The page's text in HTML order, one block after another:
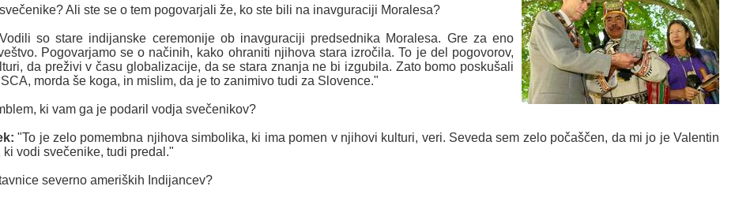
Ali ste se o tem pogovarjali že, ko ste bili na inavguraciji Moralesa?
so stare indijanske ceremonije ob inavguraciji predsednika Moralesa. Gre za eno
Pogovarjamo se o načinih, kako ohraniti njihova stara izročila. To je del pogovorov,
da preživi v času globalizacije, da se stara znanja ne bi izgubila. Zato bomo poskušali
morda še koga, in mislim, da je to zanimivo tudi za Slovence."
ki vam ga je podaril vodja svečenikov?
"To je zelo pomembna njihova simbolika, ki ima pomen v njihovi kulturi, veri. Seveda sem zelo počaščen, da mi jo je Valentin
vodi svečenike, tudi predal."
severno ameriških Indijancev?